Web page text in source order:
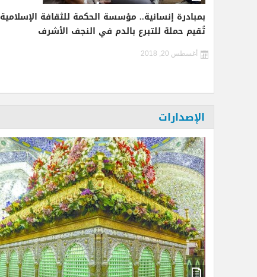
بمبادرة إنسانية.. مؤسسة الحكمة للثقافة الإسلامية
تُقيم حملة للتبرع بالدم في النجف الأشرف
أغسطس 20, 2018
الإصدارات